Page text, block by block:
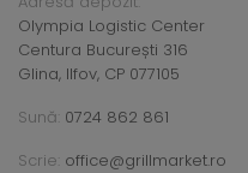
Olympia Logistic Center
Centura București 316
Glina, Ilfov, CP 077105
Sună: 0724 862 861
Scrie: office@grillmarket.ro